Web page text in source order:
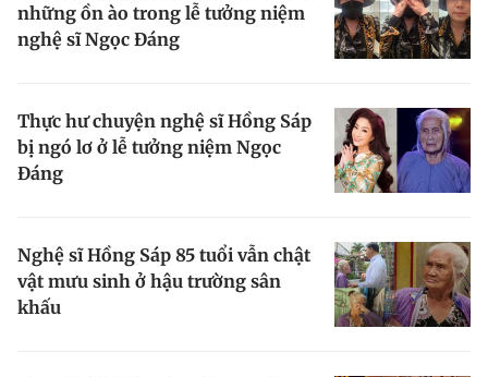
những ồn ào trong lễ tưởng niệm
nghệ sĩ Ngọc Đáng
Thực hư chuyện nghệ sĩ Hồng Sáp
bị ngó lơ ở lễ tưởng niệm Ngọc
Đáng
Nghệ sĩ Hồng Sáp 85 tuổi vẫn chật
vật mưu sinh ở hậu trường sân
khấu